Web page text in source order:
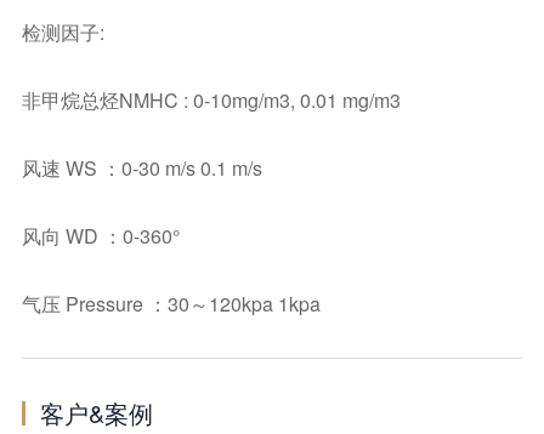
检测因子:
非甲烷总烃NMHC : 0-10mg/m3, 0.01 mg/m3
风速 WS ：0-30 m/s 0.1 m/s
风向 WD ：0-360°
气压 Pressure ：30～120kpa 1kpa
客户&案例